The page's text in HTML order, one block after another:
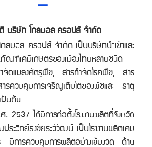
ติ บริษัท โกลบอล ครอปส์ จำกัด
ล ครอปส์ จำกัด เป็นบริษัทนำเข้าและ
ณฑ์เคมีเกษตรของเมืองไทยหลายชนิด
จัดแมลงศัตรูพืช, สารกำจัดโรคพืช, สาร
ควบคุมการเจริญเติบโตของพืช และ ธาตุ
ป็นต้น
ได้มีการก่อตั้งโรงงานผลิตที่จังหวัด
ระวิทย์ธงชัยระวีวัฒน์ เป็นโรงงานผลิตเคมี
ร มีการควบคุมการผลิตอย่างเข้มงวด ด้าน